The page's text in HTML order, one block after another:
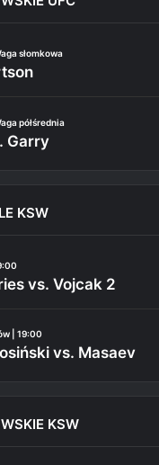
słomkowa
półśrednia
Garry
KSW
vs. Vojcak 2
| 19:00
vs. Masaev
KSW